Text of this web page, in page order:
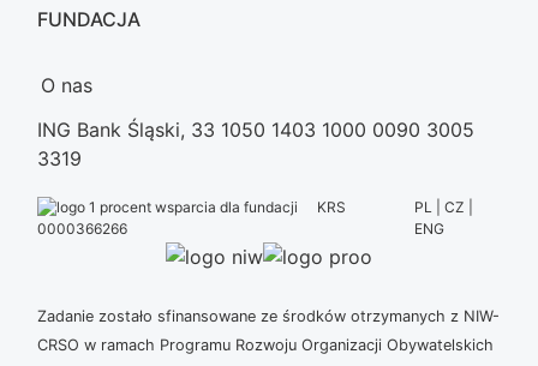
FUNDACJA
O nas
ING Bank Śląski, 33 1050 1403 1000 0090 3005
3319
KRS
0000366266
PL | CZ |
ENG
Zadanie zostało sfinansowane ze środków otrzymanych z NIW-
CRSO w ramach Programu Rozwoju Organizacji Obywatelskich